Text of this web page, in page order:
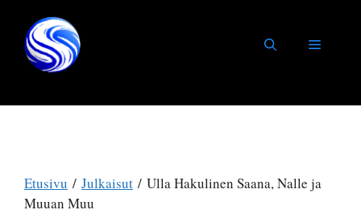
sisältöön
Valikko
Etusivu / Julkaisut / Ulla Hakulinen Saana, Nalle ja
Muuan Muu